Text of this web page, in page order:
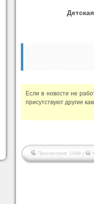
Если в новости не
присутствуют другие
Просмотров: 1948 |